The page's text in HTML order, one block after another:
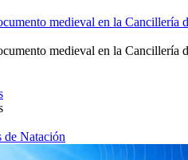
medieval en la Cancillería
medieval en la Cancillería
Natación